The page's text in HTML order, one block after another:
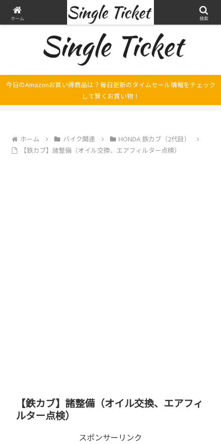
ヤマハ SRX250とFilano115、スバル エクシーガの整備・修理そして旅の記録
今日のAmazonお買い得商品は？毎日更新のタイムセール情報をチェック
して賢くお買い物！
ホーム バイク関連
HONDA 鉄カブ（2代目）
【鉄カブ】諸整備（オイル交換、エアフィルター点検）
【鉄カブ】諸整備（オイル交換、エアフィ
ルター点検）
スポンサーリンク
ホーム 検索